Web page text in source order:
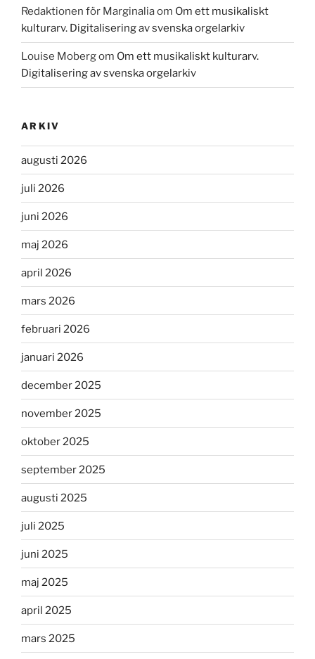
Redaktionen för Marginaliaom Om ett musikaliskt
kulturarv. Digitalisering av svenska orgelarkiv
Louise Mobergom Om ett musikaliskt kulturarv.
Digitalisering av svenska orgelarkiv
ARKIV
augusti 2026
juli 2026
juni 2026
maj 2026
april 2026
mars 2026
februari 2026
januari 2026
december 2025
november 2025
oktober 2025
september 2025
augusti 2025
juli 2025
juni 2025
maj 2025
april 2025
mars 2025